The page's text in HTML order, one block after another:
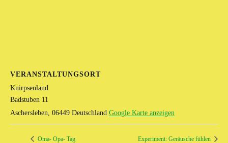
VERANSTALTUNGSORT
Knirpsenland
Badstuben 11
Aschersleben 06449 Deutschland Google Karte anzeigen
Oma- Opa- Tag Experiment: Geräusche fühlen